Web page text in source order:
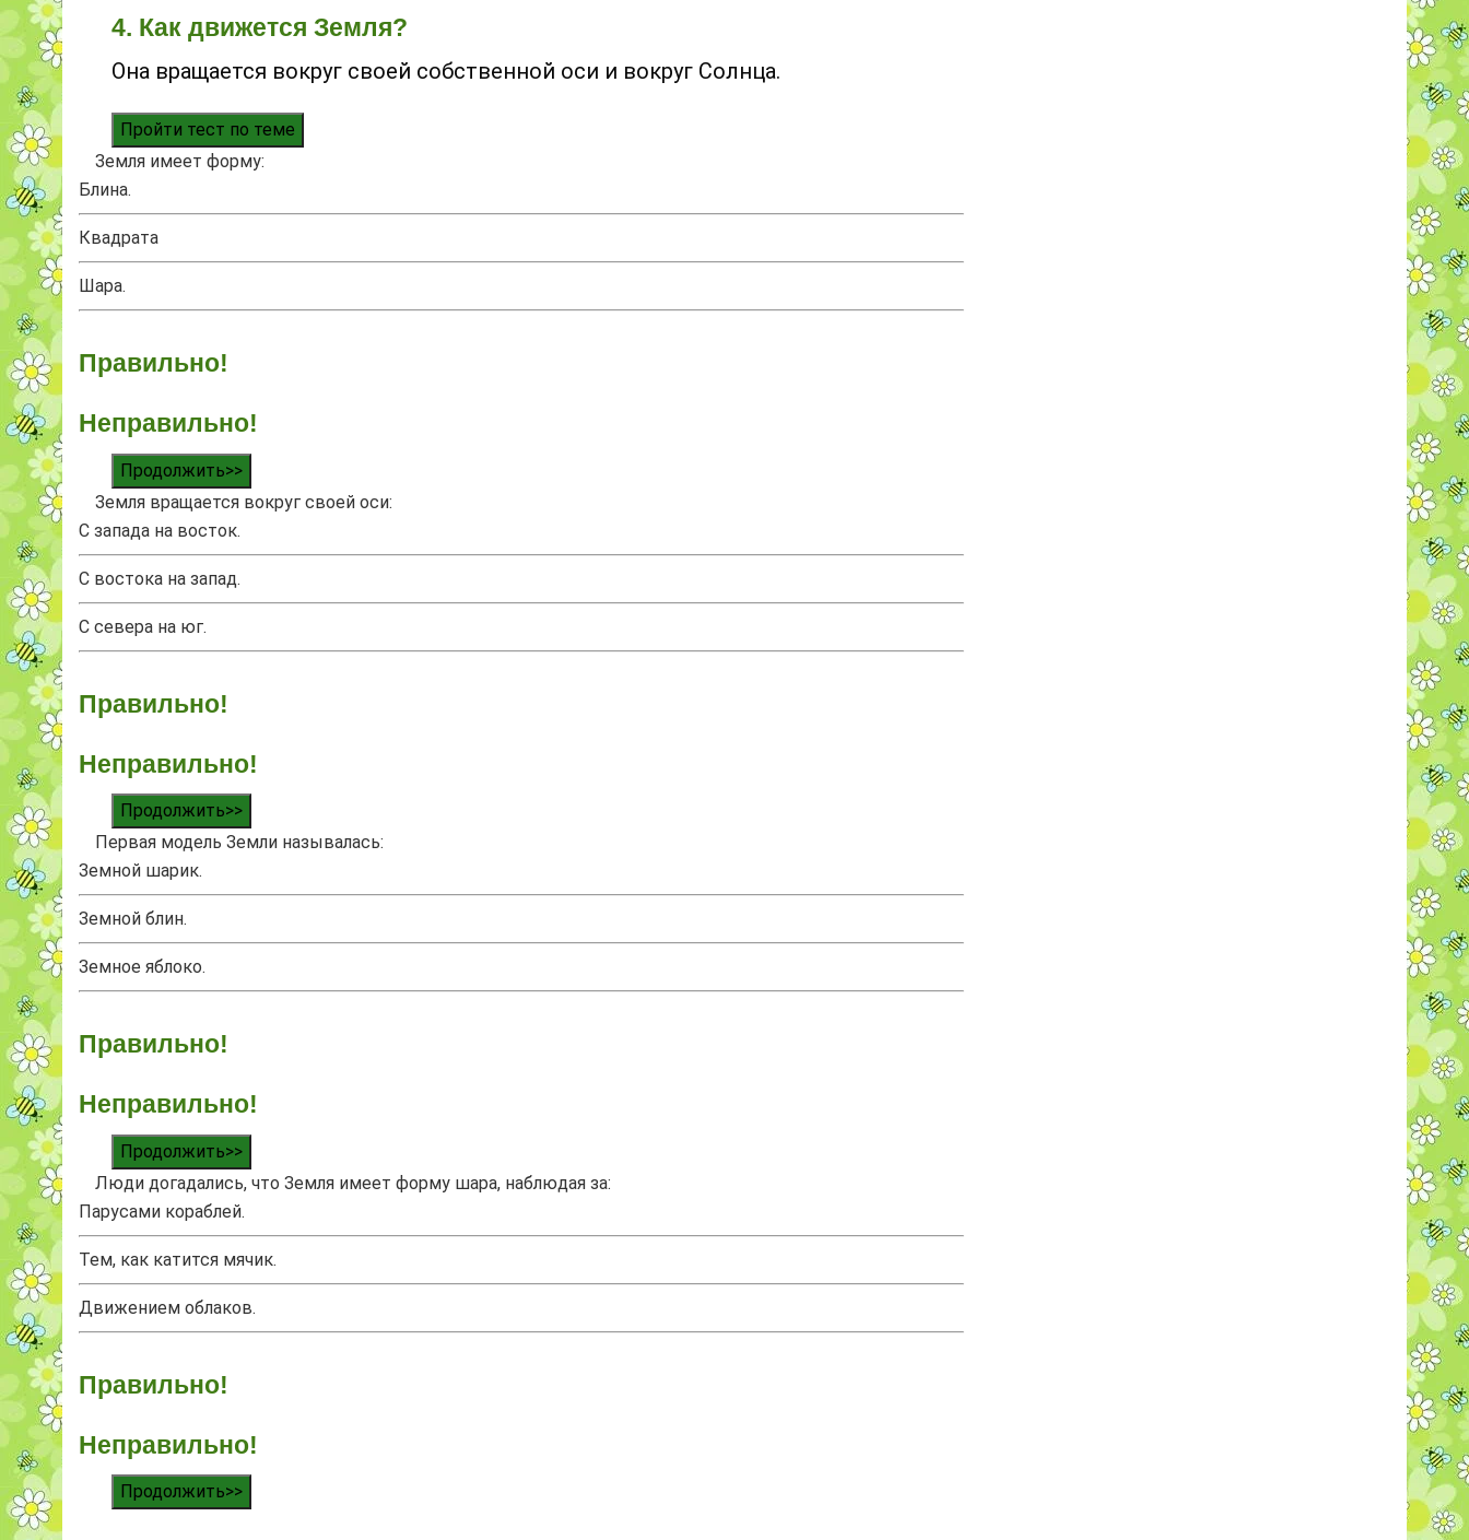
4. Как движется Земля?
Она вращается вокруг своей собственной оси и вокруг Солнца.
Пройти тест по теме
Земля имеет форму:
Блина.
Квадрата
Шара.
Правильно!
Неправильно!
Продолжить>>
Земля вращается вокруг своей оси:
С запада на восток.
С востока на запад.
С севера на юг.
Правильно!
Неправильно!
Продолжить>>
Первая модель Земли называлась:
Земной шарик.
Земной блин.
Земное яблоко.
Правильно!
Неправильно!
Продолжить>>
Люди догадались, что Земля имеет форму шара, наблюдая за:
Парусами кораблей.
Тем, как катится мячик.
Движением облаков.
Правильно!
Неправильно!
Продолжить>>